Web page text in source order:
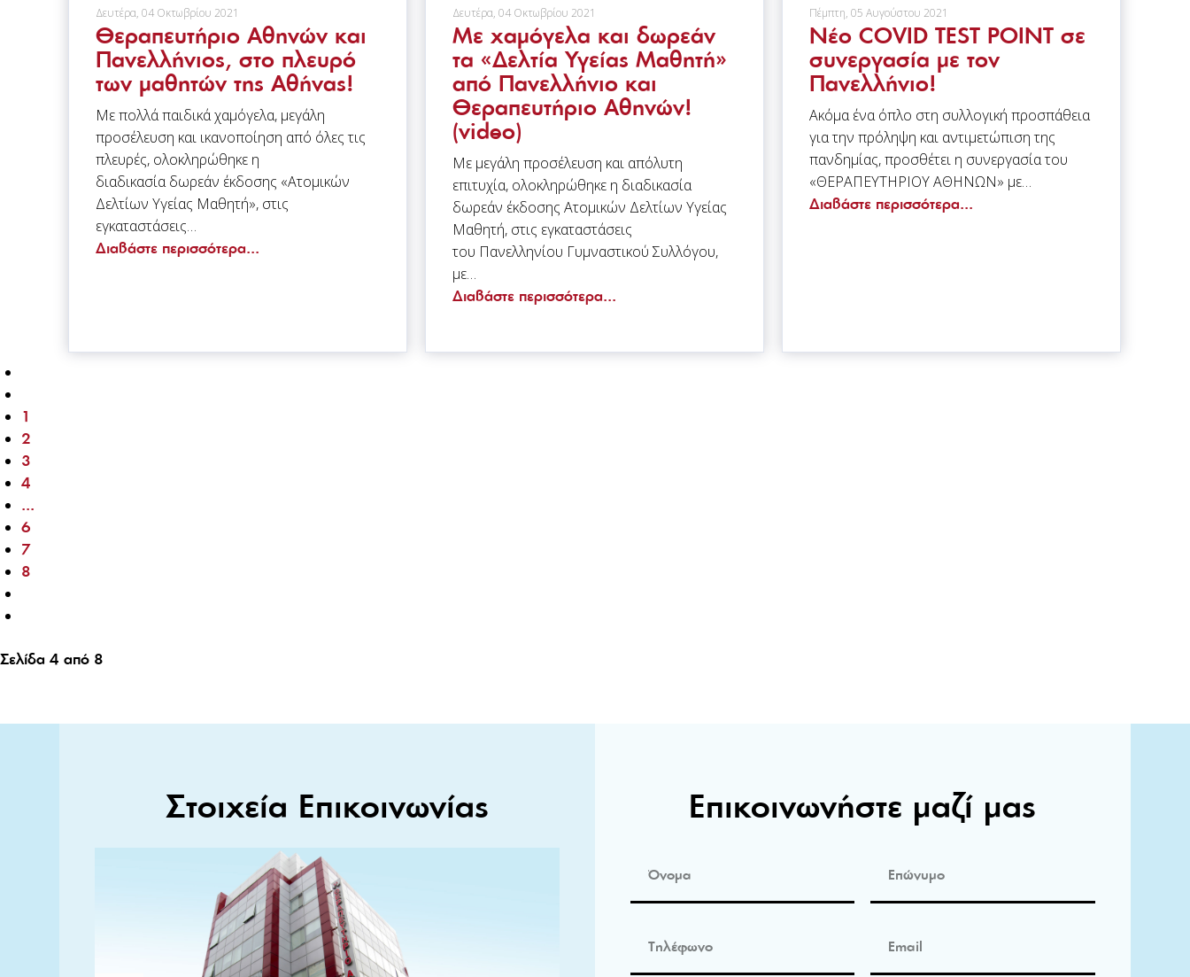
Δευτέρα, 04 Οκτωβρίου 2021
Θεραπευτήριο Αθηνών και
Πανελλήνιος, στο πλευρό
των μαθητών της Αθήνας!
Με πολλά παιδικά χαμόγελα, μεγάλη
προσέλευση και ικανοποίηση από όλες τις
πλευρές, ολοκληρώθηκε η
διαδικασία δωρεάν έκδοσης «Ατομικών
Δελτίων Υγείας Μαθητή», στις
εγκαταστάσεις…
Διαβάστε περισσότερα...
Δευτέρα, 04 Οκτωβρίου 2021
Με χαμόγελα και δωρεάν
τα «Δελτία Υγείας Μαθητή»
από Πανελλήνιο και
Θεραπευτήριο Αθηνών!
(video)
Με μεγάλη προσέλευση και απόλυτη
επιτυχία, ολοκληρώθηκε η διαδικασία
δωρεάν έκδοσης Ατομικών Δελτίων Υγείας
Μαθητή, στις εγκαταστάσεις
του Πανελληνίου Γυμναστικού Συλλόγου,
με…
Διαβάστε περισσότερα...
Πέμπτη, 05 Αυγούστου 2021
Νέο COVID TEST POINT σε
συνεργασία με τον
Πανελλήνιο!
Ακόμα ένα όπλο στη συλλογική προσπάθεια
για την πρόληψη και αντιμετώπιση της
πανδημίας, προσθέτει η συνεργασία του
«ΘΕΡΑΠΕΥΤΗΡΙΟΥ ΑΘΗΝΩΝ» με…
Διαβάστε περισσότερα...
1
2
3
4
...
6
7
8
Σελίδα 4 από 8
Στοιχεία Επικοινωνίας Επικοινωνήστε μαζί μας